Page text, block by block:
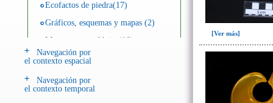
Ecofactos de piedra(17)
Gráficos, esquemas y mapas (2)
Muestra arqueológica(10)
Publicaciones / Materiales(46)
Registro de restos óseos humanos
(huesos)(18)
Navegación por
el contexto espacial
Navegación por
el contexto temporal
[Ver más]